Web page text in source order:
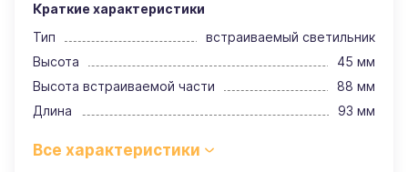
Краткие характеристики
Тип
встраиваемый светильник
Высота
45 мм
Высота встраиваемой части
88 мм
Длина
93 мм